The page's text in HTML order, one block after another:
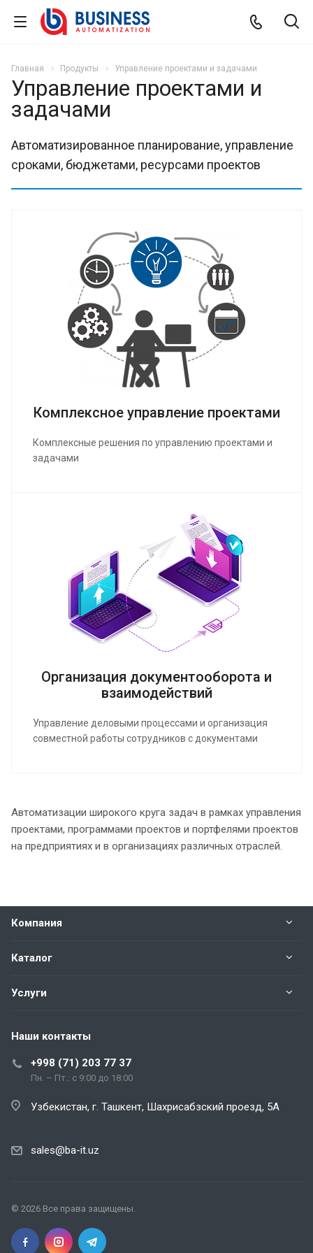
Главная Продукты Управление проектами и задачами
Управление проектами и
задачами
Автоматизированное планирование, управление
сроками, бюджетами, ресурсами проектов
Комплексное управление проектами
Комплексные решения по управлению проектами и
задачами
Организация документооборота и
взаимодействий
Управление деловыми процессами и организация
совместной работы сотрудников с документами
Автоматизации широкого круга задач в рамках управления
проектами, программами проектов и портфелями проектов
на предприятиях и в организациях различных отраслей.
Компания
Каталог
Услуги
Наши контакты
+998 (71) 203 77 37
Пн. – Пт.: с 9:00 до 18:00
Узбекистан, г. Ташкент, Шахрисабзский проезд, 5А
sales@ba-it.uz
© 2026 Все права защищены.